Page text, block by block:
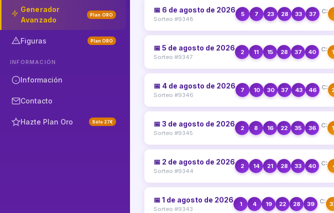
Generador
Avanzado
Plan ORO
Figuras Plan ORO
INFORMACIÓN
Información
Contacto
Hazte Plan Oro Sólo 27€
📅 6 de agosto de 2026
Sorteo #9348
5 7 23 28 33 37 C:
📅 5 de agosto de 2026
Sorteo #9347
2 11 15 28 37 40 C:
📅 4 de agosto de 2026
Sorteo #9346
7 10 30 37 43 46 C:
📅 3 de agosto de 2026
Sorteo #9345
2 8 16 22 35 36 C:
📅 2 de agosto de 2026
Sorteo #9344
2 14 21 28 33 40 C:
📅 1 de agosto de 2026
Sorteo #9343
1 4 19 22 28 39 C: